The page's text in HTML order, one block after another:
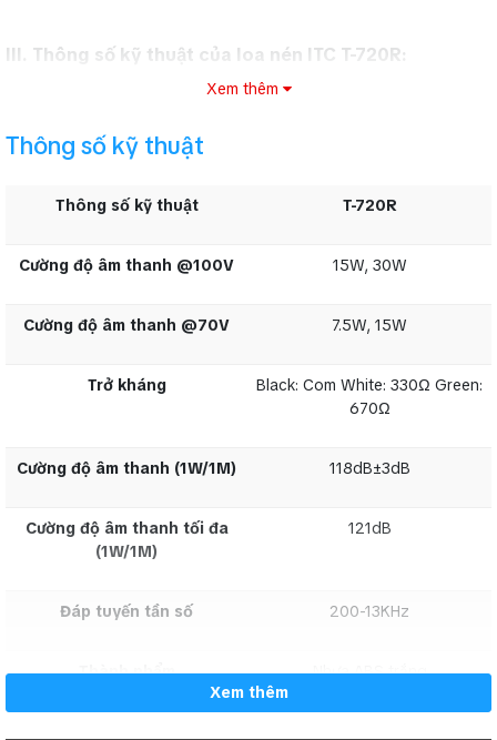
III. Thông số kỹ thuật của loa nén ITC T-720R:
Thông số kỹ thuật
Cường độ âm thanh
@70V
Trở kháng Black: Com White: 330Ω Green: 670Ω
Cường độ âm thanh
(1W/1M)
118dB±3dB
Cường độ âm thanh
Nhựa ABS trắng
Xem thêm
Thông số kỹ thuật
Thông số kỹ thuật T-720R
Cường độ âm thanh @100V 15W, 30W
Cường độ âm thanh @70V 7.5W, 15W
Trở kháng
Black: Com White: 330Ω Green:
670Ω
Cường độ âm thanh (1W/1M) 118dB±3dB
Cường độ âm thanh tối đa
(1W/1M)
121dB
Đáp tuyến tần số 200-13KHz
Thành phẩm Nhựa ABS trắng
Xem thêm